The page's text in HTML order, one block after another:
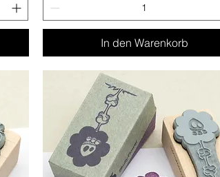
In den Warenkorb